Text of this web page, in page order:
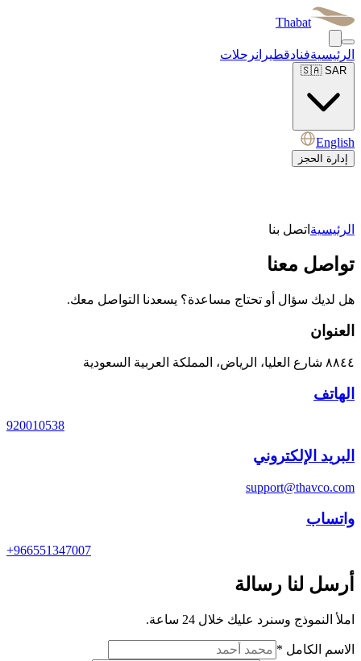
Thabat
الرئيسيةفنادقطيرانرحلات
🇸🇦SAR
English
إدارة الحجز
الرئيسية اتصل بنا
تواصل معنا
هل لديك سؤال أو تحتاج مساعدة؟ يسعدنا التواصل معك.
العنوان
٨٨٤٤ شارع العليا، الرياض، المملكة العربية السعودية
الهاتف
920010538
البريد الإلكتروني
support@thavco.com
واتساب
+966551347007
أرسل لنا رسالة
املأ النموذج وسنرد عليك خلال 24 ساعة.
الاسم الكامل *